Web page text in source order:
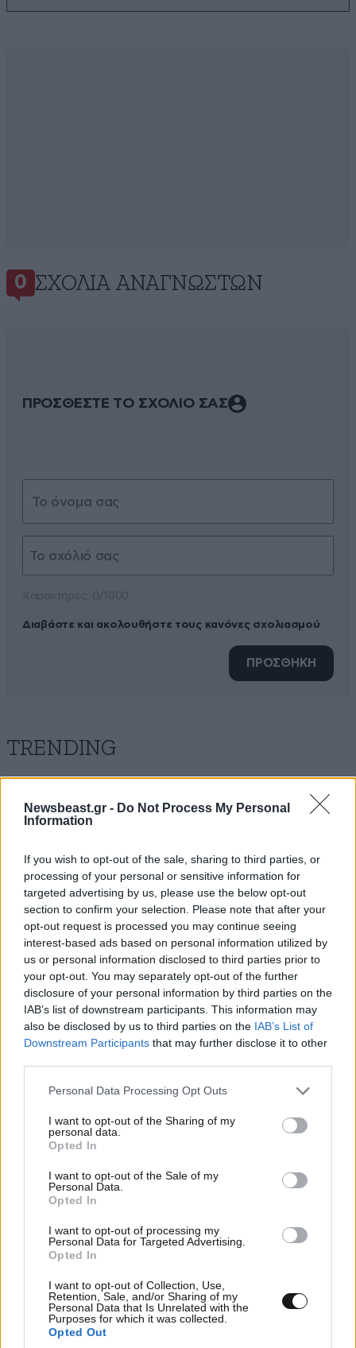
Newsbeast.gr - Do Not Process My Personal
Information
If you wish to opt-out of the sale, sharing to third parties, or
processing of your personal or sensitive information for
targeted advertising by us, please use the below opt-out
section to confirm your selection. Please note that after your
opt-out request is processed you may continue seeing
interest-based ads based on personal information utilized by
us or personal information disclosed to third parties prior to
your opt-out. You may separately opt-out of the further
disclosure of your personal information by third parties on the
IAB’s list of downstream participants. This information may
also be disclosed by us to third parties on the IAB’s List of
Downstream Participants that may further disclose it to other
Please note that this website/app uses one or more Google
not limited to your visit or usage behaviour. You may click to
grant or deny consent to Google and its third-party tags to
use your data for below specified purposes in below Google
consent section.
Personal Data Processing Opt Outs
I want to opt-out of the Sharing of my
personal data.
Opted In
I want to opt-out of the Sale of my
Personal Data.
Opted In
I want to opt-out of processing my
Personal Data for Targeted Advertising.
Opted In
I want to opt-out of Collection, Use,
Retention, Sale, and/or Sharing of my
Personal Data that Is Unrelated with the
Purposes for which it was collected.
Opted Out
0 ΣΧΌΛΙΑ ΑΝΑΓΝΩΣΤΏΝ
ΠΡΟΣΘΕΣΤΕ ΤΟ ΣΧΟΛΙΟ ΣΑΣ
Διαβάστε και ακολουθήστε τους κανόνες σχολιασμού
ΠΡΟΣΘΗΚΗ
TRENDING
ΚΟΣΜΟΣ 10·08·2026 19:20
Αναστάτωση στα τουρκικά ΜΜΕ: «Το Ισραήλ θα
στήσει συμμαχία επτά χωρών απέναντι σε
Τουρκία, Σαουδική Αραβία και Πακιστάν»